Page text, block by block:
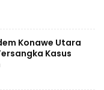
Konawe Utara
Kasus